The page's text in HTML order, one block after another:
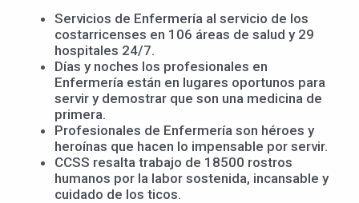
Servicios de Enfermería al servicio de los
costarricenses en 106 áreas de salud y 29
hospitales 24/7.
Días y noches los profesionales en
Enfermería están en lugares oportunos para
servir y demostrar que son una medicina de
primera.
Profesionales de Enfermería son héroes y
heroínas que hacen lo impensable por servir.
CCSS resalta trabajo de 18500 rostros
humanos por la labor sostenida, incansable y
cuidado de los ticos.